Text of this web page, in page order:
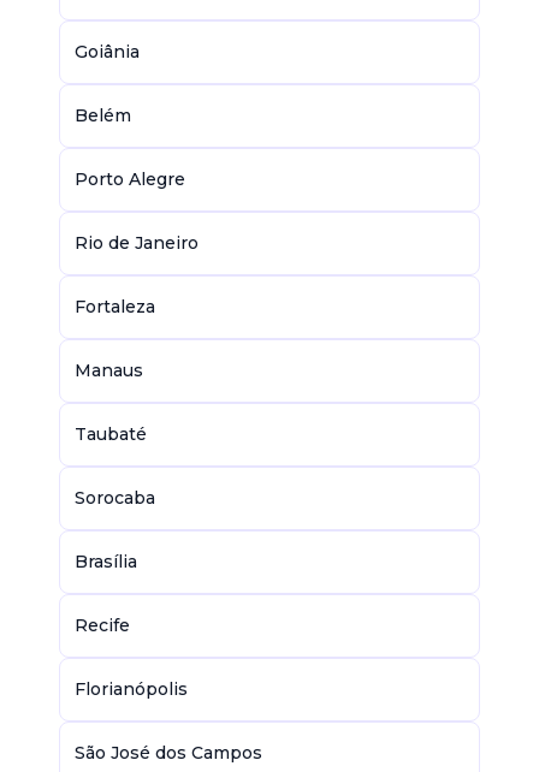
Goiânia
Belém
Porto Alegre
Rio de Janeiro
Fortaleza
Manaus
Taubaté
Sorocaba
Brasília
Recife
Florianópolis
São José dos Campos